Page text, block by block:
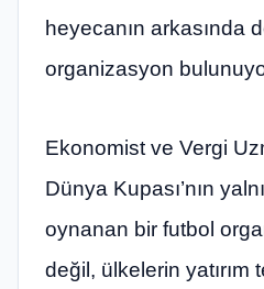
heyecanın arkasında
organizasyon
Ekonomist ve Vergi
Dünya Kupası’nın
oynanan bir futbol
değil, ülkelerin yatırım